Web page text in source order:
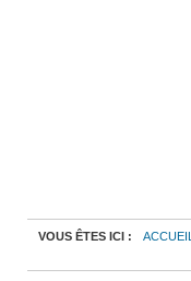
VOUS ÊTES ICI : ACCUEIL